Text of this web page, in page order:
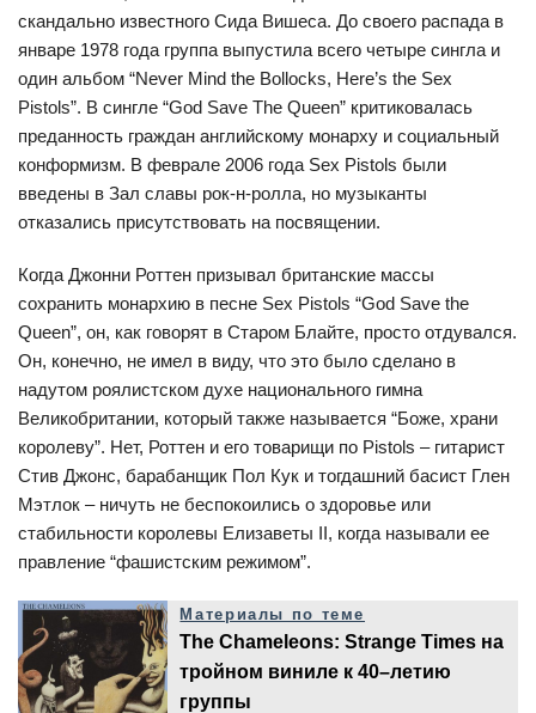
скандально известного Сида Вишеса. До своего распада в
январе 1978 года группа выпустила всего четыре сингла и
один альбом “Never Mind the Bollocks, Here’s the Sex
Pistols”. В сингле “God Save The Queen” критиковалась
преданность граждан английскому монарху и социальный
конформизм. В феврале 2006 года Sex Pistols были
введены в Зал славы рок-н-ролла, но музыканты
отказались присутствовать на посвящении.
Когда Джонни Роттен призывал британские массы
сохранить монархию в песне Sex Pistols “God Save the
Queen”, он, как говорят в Старом Блайте, просто отдувался.
Он, конечно, не имел в виду, что это было сделано в
надутом роялистском духе национального гимна
Великобритании, который также называется “Боже, храни
королеву”. Нет, Роттен и его товарищи по Pistols – гитарист
Стив Джонс, барабанщик Пол Кук и тогдашний басист Глен
Мэтлок – ничуть не беспокоились о здоровье или
стабильности королевы Елизаветы II, когда называли ее
правление “фашистским режимом”.
Материалы по теме
The Chameleons: Strange Times на
тройном виниле к 40–летию
группы